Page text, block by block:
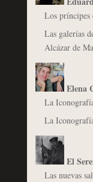
Los príncipes
Las galerías
Alcázar de
Elena
La
La
El
Las nuevas